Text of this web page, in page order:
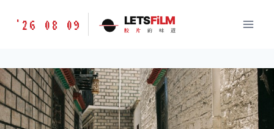
胶
味
道
LETSFILM
'26 08 09 LETSFiLM
胶 片 的 味 道